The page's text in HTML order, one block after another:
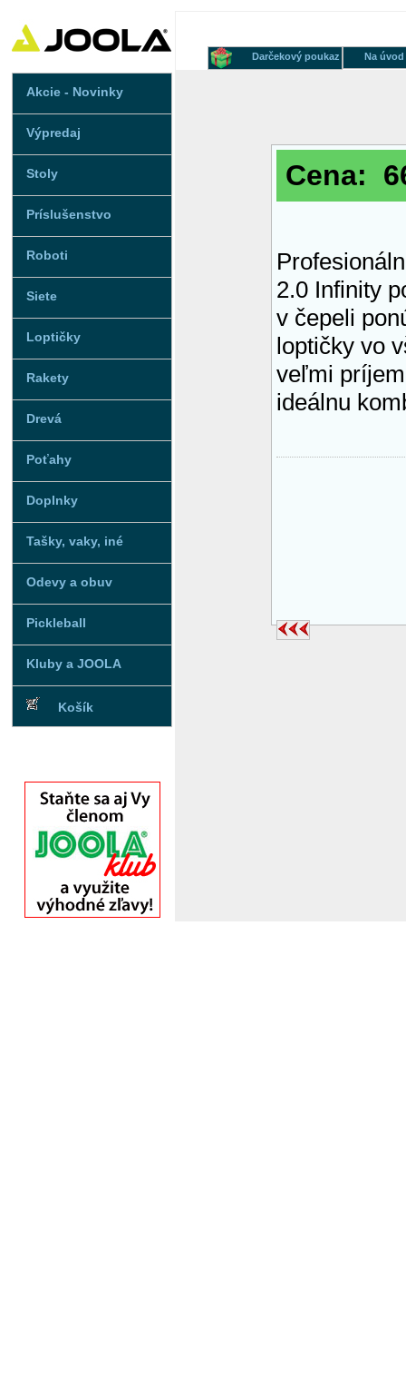
Akcie - Novinky
Výpredaj
Stoly
Príslušenstvo
Roboti
Siete
Loptičky
Rakety
Drevá
Poťahy
Doplnky
Tašky, vaky, iné
Odevy a obuv
Pickleball
Kluby a JOOLA
Košík
Na úvod
Darčekový poukaz
Cena:
2.0 Infinity
v čepeli
loptičky vo
veľmi
ideálnu